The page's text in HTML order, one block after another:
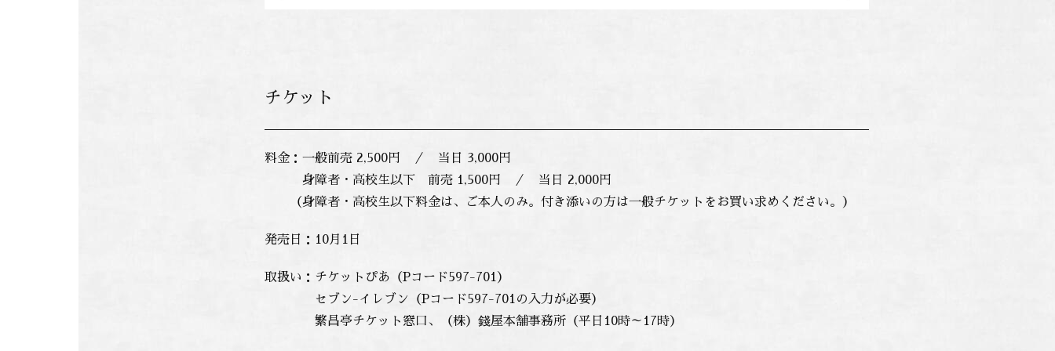
チケット
料金：一般前売 2,500円 ／ 当日 3,000円
身障者・高校生以下 前売 1,500円 ／ 当日 2,000円
（身障者・高校生以下料金は、ご本人のみ。付き添いの方は一般チケットをお買い求めください。）
発売日：10月1日
取扱い：チケットぴあ（Pコード597-701）
セブン-イレブン（Pコード597-701の入力が必要）
繁昌亭チケット窓口、（株）錢屋本舗事務所（平日10時～17時）